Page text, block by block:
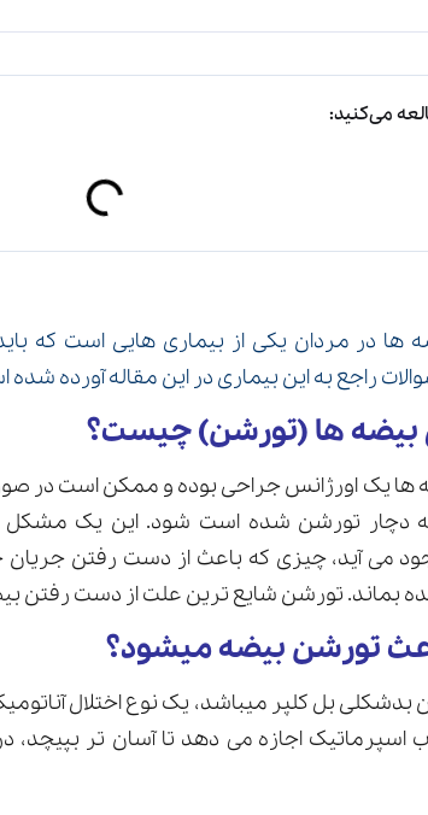
می‌کنید:
ها در مردان یکی از بیماری هایی است که
راجع به این بیماری در این مقاله آورده
بیضه ها (تورشن) چیست؟
ها یک اورژانس جراحی بوده و ممکن است در
دچار تورشن شده است شود. این یک مشکل
می آید، چیزی که باعث از دست رفتن
بماند. تورشن شایع ترین علت از دست رفتن
تورشن بیضه میشود؟
بدشکلی بل کلپر میباشد، یک نوع اختلال
اسپرماتیک اجازه می دهد تا آسان تر